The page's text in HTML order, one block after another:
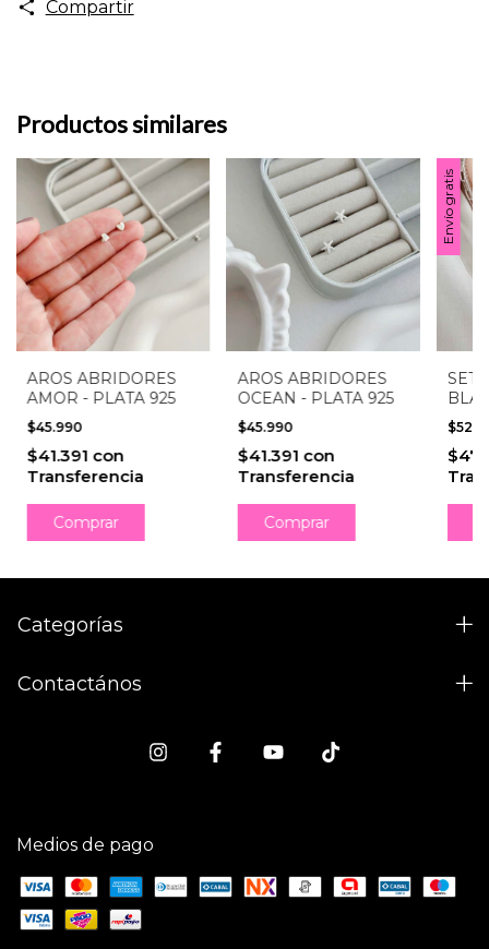
Compartir
Productos similares
AROS ABRIDORES
AMOR - PLATA 925
$45.990
$41.391 con
Transferencia
AROS ABRIDORES
OCEAN - PLATA 925
$45.990
$41.391 con
Transferencia
Envío gratis
SET
Categorías
Contactános
Medios de pago